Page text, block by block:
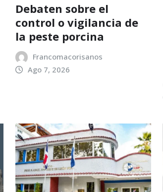
Debaten sobre el
control o vigilancia de
la peste porcina
Francomacorisanos
Ago 7, 2026